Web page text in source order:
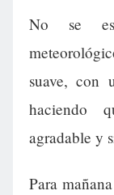
No se
suave, con
haciendo
agradable y
Para